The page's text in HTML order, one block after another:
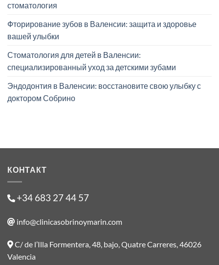
стоматология
Фторирование зубов в Валенсии: защита и здоровье
вашей улыбки
Стоматология для детей в Валенсии:
специализированный уход за детскими зубами
Эндодонтия в Валенсии: восстановите свою улыбку с
доктором Собрино
КОНТАКТ
+34 683 27 44 57
info@clinicasobrinoymarin.com
C/ de l’Illa Formentera, 48, bajo, Quatre Carreres, 46026
Valencia